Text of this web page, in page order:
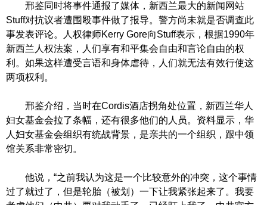
邢鉴同时将事件通报了媒体，新西兰最大的新闻网站
Stuff对抗议者遭围殴事件做了报导。警方尚未就是否调查此
事发表评论。人权律师Kerry Gore向Stuff表示，根据1990年
新西兰人权法案，人们享有和平集会自由和言论自由的权
利。如果这样遭受言语和身体虐待，人们就无法有效行使这
两项权利。
邢鉴介绍，当时在Cordis酒店拐角处位置，新西兰华人
妇女基金会拉了条幅，还有很多他们的人员。资料显示，华
人妇女基金会组织有统战背景，是亲共的一个组织，跟中领
馆关系非常密切。
他说，“之前我认为这是一个比较意外的冲突，这个事情
过了就过了，但是轮胎（被划）一下让我紧张起来了。我要